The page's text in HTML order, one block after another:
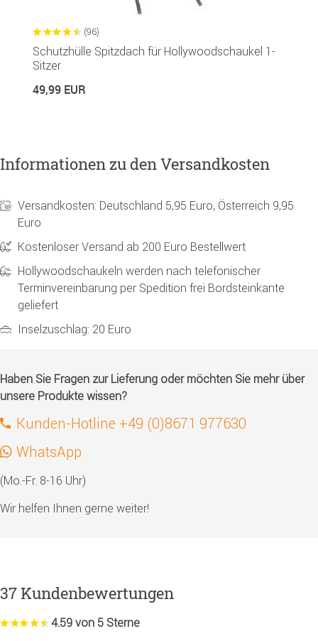
(96)
Schutzhülle Spitzdach für Hollywoodschaukel 1-
Sitzer
49,99 EUR
Informationen zu den Versandkosten
Versandkosten: Deutschland 5,95 Euro, Österreich 9,95
Euro
Kostenloser Versand ab 200 Euro Bestellwert
Hollywoodschaukeln werden nach telefonischer
Terminvereinbarung per Spedition frei Bordsteinkante
geliefert
Inselzuschlag: 20 Euro
Haben Sie Fragen zur Lieferung oder möchten Sie mehr über
unsere Produkte wissen?
Kunden-Hotline +49 (0)8671 977630
WhatsApp
(Mo.-Fr. 8-16 Uhr)
Wir helfen Ihnen gerne weiter!
37 Kundenbewertungen
4.59 von 5 Sterne